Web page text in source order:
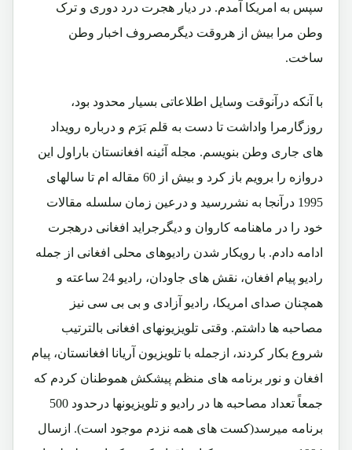
سپس به امریکا آمدم. در دیار هجرت درد دوری و ترک
وطن مرا بیش از هروقت دیگرمصروف اخبار وطن
ساخت.
با آنکه درآنوقت وسایل اطلاعاتی بسیار محدود بود،
روزگارمرا واداشت تا دست به قلم بَرَم و درباره رویداد
های جاری وطن بنویسم. مجله آئینه افغانستان باراول این
دروازه را برویم باز کرد و بیش از 60 مقاله ام تا سالهای
1995 درآنجا به نشررسید و درعین زمان سلسله مقالات
خود را در ماهنامه کاروان و دیگرجراید افغانی درهجرت
ادامه دادم. با رویکار شدن رادیوهای محلی افغانی از جمله
رادیو پیام افغان، نقش های جاودان، رادیو 24 ساعته و
همچنان صدای امریکا، رادیو آزادی و بی بی سی نیز
مصاحبه ها داشتم. وقتی تلویزیونهای افغانی بالترتیب
شروع بکار کردند، ازجمله با تلویزیون آریانا افغانستان، پیام
افغان و نور برنامه های منظم پیشکش هموطنان کردم که
جمعاً تعداد مصاحبه ها در رادیو و تلویزیونها درحدود 500
برنامه میرسد(کست های همه نزدم موجود است). ازسال